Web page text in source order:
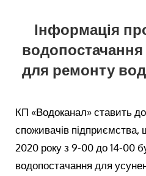
Інформація
для ремонту
КП «Водоканал» ставить до
споживачів підприємства,
2020 року з 9-00 до 14-00
водопостачання для